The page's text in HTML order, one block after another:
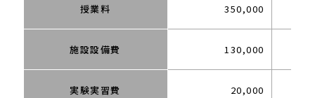
授業料 350,000
施設設備費 130,000
実験実習費 20,000